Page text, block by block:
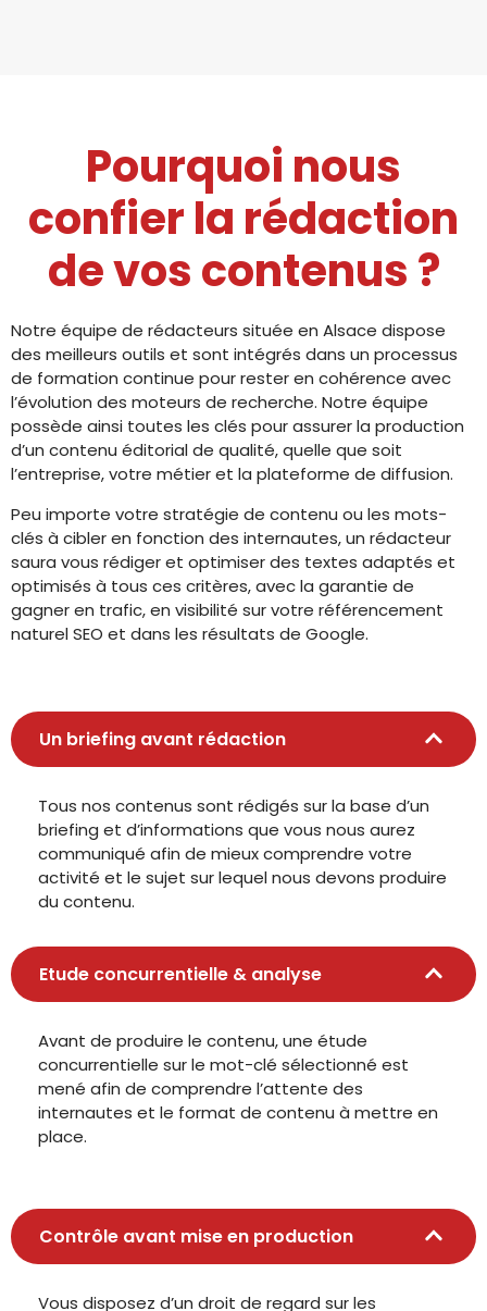
Pourquoi nous
confier la rédaction
de vos contenus ?
Notre équipe de rédacteurs située en Alsace dispose
des meilleurs outils et sont intégrés dans un processus
de formation continue pour rester en cohérence avec
l’évolution des moteurs de recherche. Notre équipe
possède ainsi toutes les clés pour assurer la production
d’un contenu éditorial de qualité, quelle que soit
l’entreprise, votre métier et la plateforme de diffusion.
Peu importe votre stratégie de contenu ou les mots-
clés à cibler en fonction des internautes, un rédacteur
saura vous rédiger et optimiser des textes adaptés et
optimisés à tous ces critères, avec la garantie de
gagner en trafic, en visibilité sur votre référencement
naturel SEO et dans les résultats de Google.
Un briefing avant rédaction
Tous nos contenus sont rédigés sur la base d’un
briefing et d’informations que vous nous aurez
communiqué afin de mieux comprendre votre
activité et le sujet sur lequel nous devons produire
du contenu.
Etude concurrentielle & analyse
Avant de produire le contenu, une étude
concurrentielle sur le mot-clé sélectionné est
mené afin de comprendre l’attente des
internautes et le format de contenu à mettre en
place.
Contrôle avant mise en production
Vous disposez d’un droit de regard sur les